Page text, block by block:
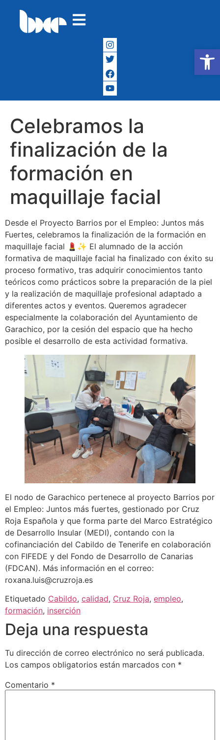
Abrir
Celebramos la
finalización de la
formación en
maquillaje facial
Desde el Proyecto Barrios por el Empleo: Juntos más
Fuertes, celebramos la finalización de la formación en
maquillaje facial 💄✨ El alumnado de la acción
formativa de maquillaje facial ha finalizado con éxito su
proceso formativo, tras adquirir conocimientos tanto
teóricos como prácticos sobre la preparación de la piel
y la realización de maquillaje profesional adaptado a
diferentes actos y eventos. Queremos agradecer
especialmente la colaboración del Ayuntamiento de
Garachico, por la cesión del espacio que ha hecho
posible el desarrollo de esta actividad formativa.
El nodo de Garachico pertenece al proyecto Barrios por
el Empleo: Juntos más fuertes, gestionado por Cruz
Roja Española y que forma parte del Marco Estratégico
de Desarrollo Insular (MEDI), contando con la
cofinanciación del Cabildo de Tenerife en colaboración
con FIFEDE y del Fondo de Desarrollo de Canarias
(FDCAN). Más información en el correo:
roxana.luis@cruzroja.es
Etiquetado Cabildo, calidad, Cruz Roja, empleo,
formación, inserción
Deja una respuesta
Tu dirección de correo electrónico no será publicada.
Los campos obligatorios están marcados con *
Comentario *